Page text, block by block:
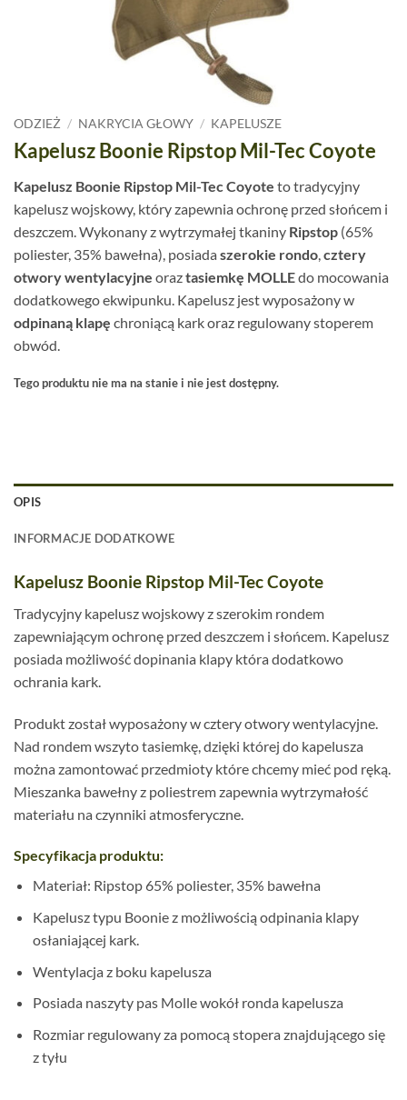
ODZIEŻ / NAKRYCIA GŁOWY / KAPELUSZE
Kapelusz Boonie Ripstop Mil-Tec Coyote
Kapelusz Boonie Ripstop Mil-Tec Coyote to tradycyjny
kapelusz wojskowy, który zapewnia ochronę przed słońcem i
deszczem. Wykonany z wytrzymałej tkaniny Ripstop (65%
poliester, 35% bawełna), posiada szerokie rondo cztery
otwory wentylacyjne oraztasiemkę MOLLEdo mocowania
dodatkowego ekwipunku. Kapelusz jest wyposażony w
odpinaną klapę chroniącą kark oraz regulowany stoperem
obwód.
Tego produktu nie ma na stanie i nie jest dostępny.
OPIS
INFORMACJE DODATKOWE
Kapelusz Boonie Ripstop Mil-Tec Coyote
Tradycyjny kapelusz wojskowy z szerokim rondem
zapewniającym ochronę przed deszczem i słońcem. Kapelusz
posiada możliwość dopinania klapy która dodatkowo
ochrania kark.
Produkt został wyposażony w cztery otwory wentylacyjne.
Nad rondem wszyto tasiemkę, dzięki której do kapelusza
można zamontować przedmioty które chcemy mieć pod ręką.
Mieszanka bawełny z poliestrem zapewnia wytrzymałość
materiału na czynniki atmosferyczne.
Specyfikacja produktu:
Materiał: Ripstop 65% poliester, 35% bawełna
Kapelusz typu Boonie z możliwością odpinania klapy
osłaniającej kark.
Wentylacja z boku kapelusza
Posiada naszyty pas Molle wokół ronda kapelusza
Rozmiar regulowany za pomocą stopera znajdującego się
z tyłu